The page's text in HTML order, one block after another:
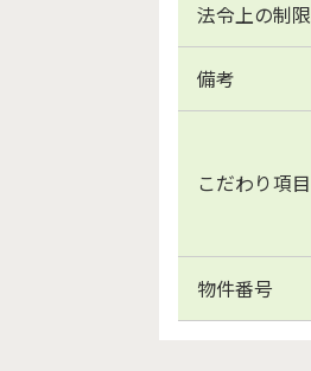
法令上の制限
備考
こだわり項目
物件番号